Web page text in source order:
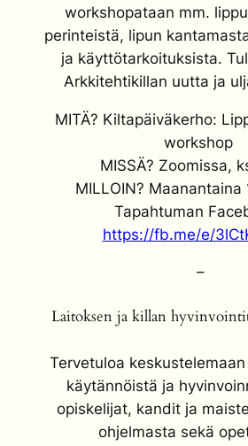
workshopataan mm.
perinteistä, lipun
ja käyttötarkoituksista.
Arkkitehtikillan uutta ja
MITÄ? Kiltapäiväkerho:
workshop
MISSÄ? Zoomissa,
MILLOIN? Maanantaina
Tapahtuman
https://fb.me/e/
–
Laitoksen ja killan
Tervetuloa
käytännöistä ja
opiskelijat, kandit ja
ohjelmasta sekä